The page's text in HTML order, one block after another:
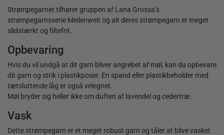
Strømpegarnet tilhører gruppen af Lana Grossa’s
strømpegarnsserie Meilenweit og alt deres strømpegarn er meget
slidstærkt og filtefrit.
Opbevaring
Hvis du vil undgå at dit garn bliver angrebet af møl, kan du opbevare
dit garn og strik i plastikposer. En spand eller plastikbeholder med
tætsluttende låg er også velegnet.
Møl bryder sig heller ikke om duften af lavendel og cedertræ.
Vask
Dette strømpegarn er et meget robust garn og tåler at blive vasket